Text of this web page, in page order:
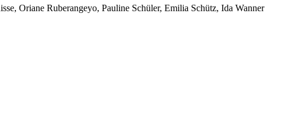
Oriane Ruberangeyo, Pauline Schüler, Emilia Schütz, Ida Wanner